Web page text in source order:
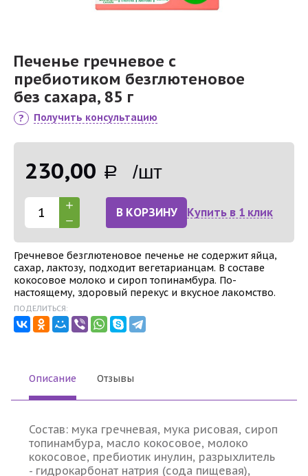
Печенье гречневое с
пребиотиком безглютеновое
без сахара, 85 г
Получить консультацию
230,00 Р /шт
В КОРЗИНУ Купить в 1 клик
Гречневое безглютеновое печенье не содержит яйца,
сахар, лактозу, подходит вегетарианцам. В составе
кокосовое молоко и сироп топинамбура. По-
настоящему, здоровый перекус и вкусное лакомство.
ПОДЕЛИТЬСЯ:
Описание Отзывы
Состав: мука гречневая, мука рисовая, сироп
топинамбура, масло кокосовое, молоко
кокосовое, пребиотик инулин, разрыхлитель
- гидрокарбонат натрия (сода пищевая),